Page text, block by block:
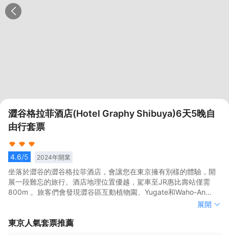
澀谷格拉菲酒店(Hotel Graphy Shibuya)6天5晚自
由行套票
4.6/5 2024年開業
坐落於澀谷的澀谷格拉菲酒店，會讓您在東京擁有別樣的體驗，開
展一段難忘的旅行。酒店地理位置優越，駕車至JR惠比壽站僅需
800m 。旅客們會發現澀谷區互動植物園、Yugate和Waho-An
NATURE Tokyo距離酒店都不遠。</br>客房內的所有設施都是經過
又能增添家的温馨感。服務人員會提前為您準備好電熱水壺和咖啡
坐落於澀谷的澀谷格拉菲酒店，會讓您在東京擁有別樣的體驗，開
800m 。旅客們會發現澀谷區互動植物園、Yugate和Waho-An
展開
東京人氣套票推薦